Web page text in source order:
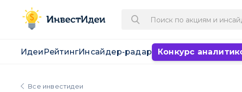
Идеи РейтингИнсайдер-радар Конкурс
Все инвестидеи